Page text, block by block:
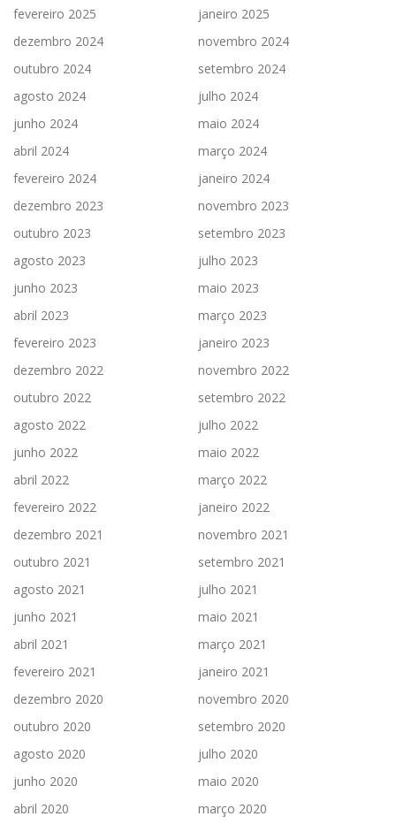
fevereiro 2025
janeiro 2025
dezembro 2024
novembro 2024
outubro 2024
setembro 2024
agosto 2024
julho 2024
junho 2024
maio 2024
abril 2024
março 2024
fevereiro 2024
janeiro 2024
dezembro 2023
novembro 2023
outubro 2023
setembro 2023
agosto 2023
julho 2023
junho 2023
maio 2023
abril 2023
março 2023
fevereiro 2023
janeiro 2023
dezembro 2022
novembro 2022
outubro 2022
setembro 2022
agosto 2022
julho 2022
junho 2022
maio 2022
abril 2022
março 2022
fevereiro 2022
janeiro 2022
dezembro 2021
novembro 2021
outubro 2021
setembro 2021
agosto 2021
julho 2021
junho 2021
maio 2021
abril 2021
março 2021
fevereiro 2021
janeiro 2021
dezembro 2020
novembro 2020
outubro 2020
setembro 2020
agosto 2020
julho 2020
junho 2020
maio 2020
abril 2020
março 2020